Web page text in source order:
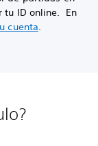
tu ID online. En
cuenta.